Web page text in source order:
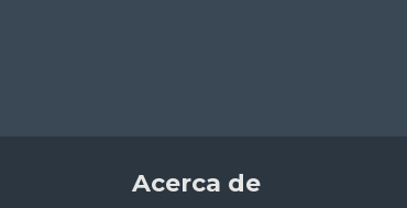
Acerca de